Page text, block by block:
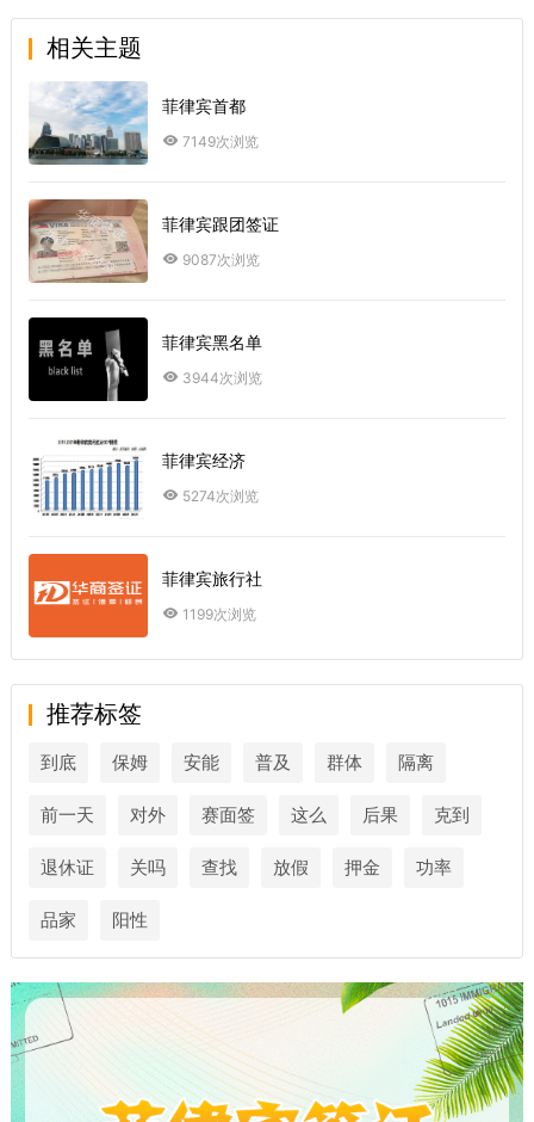
相关主题
菲律宾首都
7149次浏览
菲律宾跟团签证
9087次浏览
菲律宾黑名单
3944次浏览
菲律宾经济
5274次浏览
菲律宾旅行社
1199次浏览
推荐标签
到底 保姆 安能 普及 群体 隔离
前一天 对外 赛面签 这么 后果 克到
退休证 关吗 查找 放假 押金 功率
品家 阳性